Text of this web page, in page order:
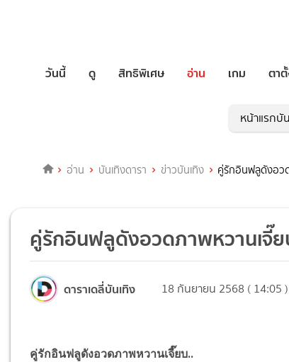
วันนี้ ดู สิทธิพิเศษ อ่าน เกม ตา
หน้าแรกบั
อ่าน บันเทิงดารา ข่าวบันเทิง คู่รักอินฟลูดังอว
คู่รักอินฟลูดังอวดภาพหวานเจี๊
ดาราเดลี่บันเทิง 18 กันยายน 2568 ( 14:05 )
คู่รักอินฟลูดังอวดภาพหวานเจี๊ยบ..